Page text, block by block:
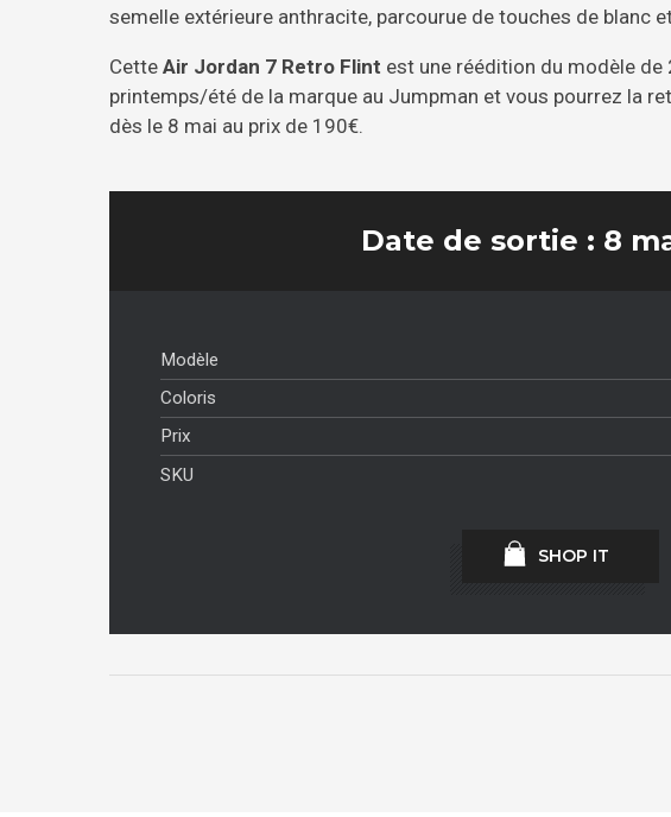
semelle extérieure anthracite, parcourue de touches de blanc
Cette Air Jordan 7 Retro Flint est une réédition du modèle
printemps/été de la marque au Jumpman et vous pourrez la
dès le 8 mai au prix de 190€.
Date de sortie : 8
Modèle
Coloris
Prix
SKU
SHOP IT